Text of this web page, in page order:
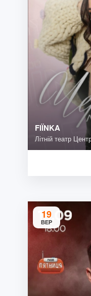
FIЇNKA
Літній театр
19
ВЕР